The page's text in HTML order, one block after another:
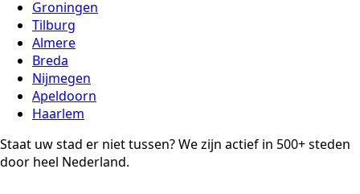
Groningen
Tilburg
Almere
Breda
Nijmegen
Apeldoorn
Haarlem
Staat uw stad er niet tussen? We zijn actief in 500+ steden
door heel Nederland.